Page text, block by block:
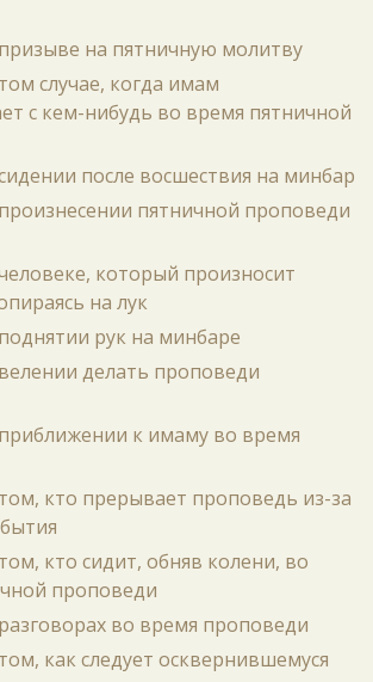
на пятничную молитву
случае, когда имам
с кем-нибудь во время пятничной
после восшествия на минбар
пятничной проповеди
который произносит
на лук
рук на минбаре
делать проповеди
к имаму во время
кто прерывает проповедь из-за
кто сидит, обняв колени, во
проповеди
во время проповеди
как следует осквернившемуся